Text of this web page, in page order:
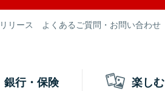
リース よくあるご質問・お問い合わせ
銀行・保険 楽しむ